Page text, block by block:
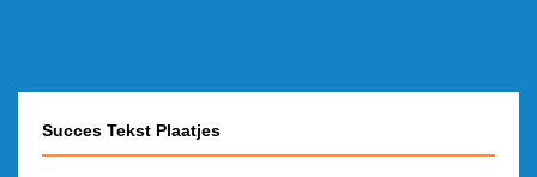
Succes Tekst Plaatjes